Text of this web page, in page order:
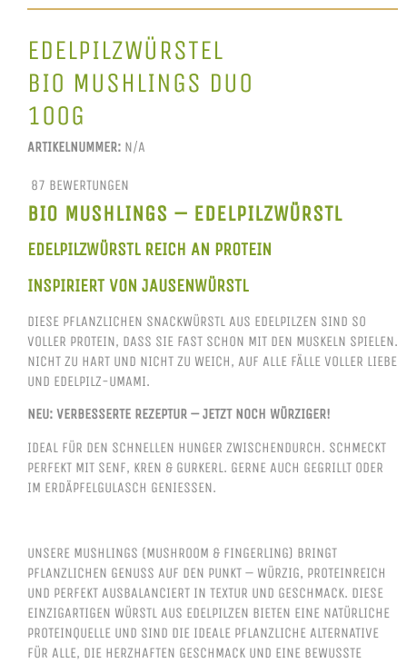
EDELPILZWÜRSTEL
BIO MUSHLINGS DUO
100G
ARTIKELNUMMER: N/A
87 BEWERTUNGEN
BIO MUSHLINGS – EDELPILZWÜRSTL
EDELPILZWÜRSTL REICH AN PROTEIN
INSPIRIERT VON JAUSENWÜRSTL
DIESE PFLANZLICHEN SNACKWÜRSTL AUS EDELPILZEN SIND SO
VOLLER PROTEIN, DASS SIE FAST SCHON MIT DEN MUSKELN SPIELEN.
NICHT ZU HART UND NICHT ZU WEICH, AUF ALLE FÄLLE VOLLER LIEBE
UND EDELPILZ-UMAMI.
NEU: VERBESSERTE REZEPTUR – JETZT NOCH WÜRZIGER!
IDEAL FÜR DEN SCHNELLEN HUNGER ZWISCHENDURCH. SCHMECKT
PERFEKT MIT SENF, KREN & GURKERL. GERNE AUCH GEGRILLT ODER
IM ERDÄPFELGULASCH GENIESSEN.
UNSERE MUSHLINGS (MUSHROOM & FINGERLING) BRINGT
PFLANZLICHEN GENUSS AUF DEN PUNKT – WÜRZIG, PROTEINREICH
UND PERFEKT AUSBALANCIERT IN TEXTUR UND GESCHMACK. DIESE
EINZIGARTIGEN WÜRSTL AUS EDELPILZEN BIETEN EINE NATÜRLICHE
PROTEINQUELLE UND SIND DIE IDEALE PFLANZLICHE ALTERNATIVE
FÜR ALLE, DIE HERZHAFTEN GESCHMACK UND EINE BEWUSSTE